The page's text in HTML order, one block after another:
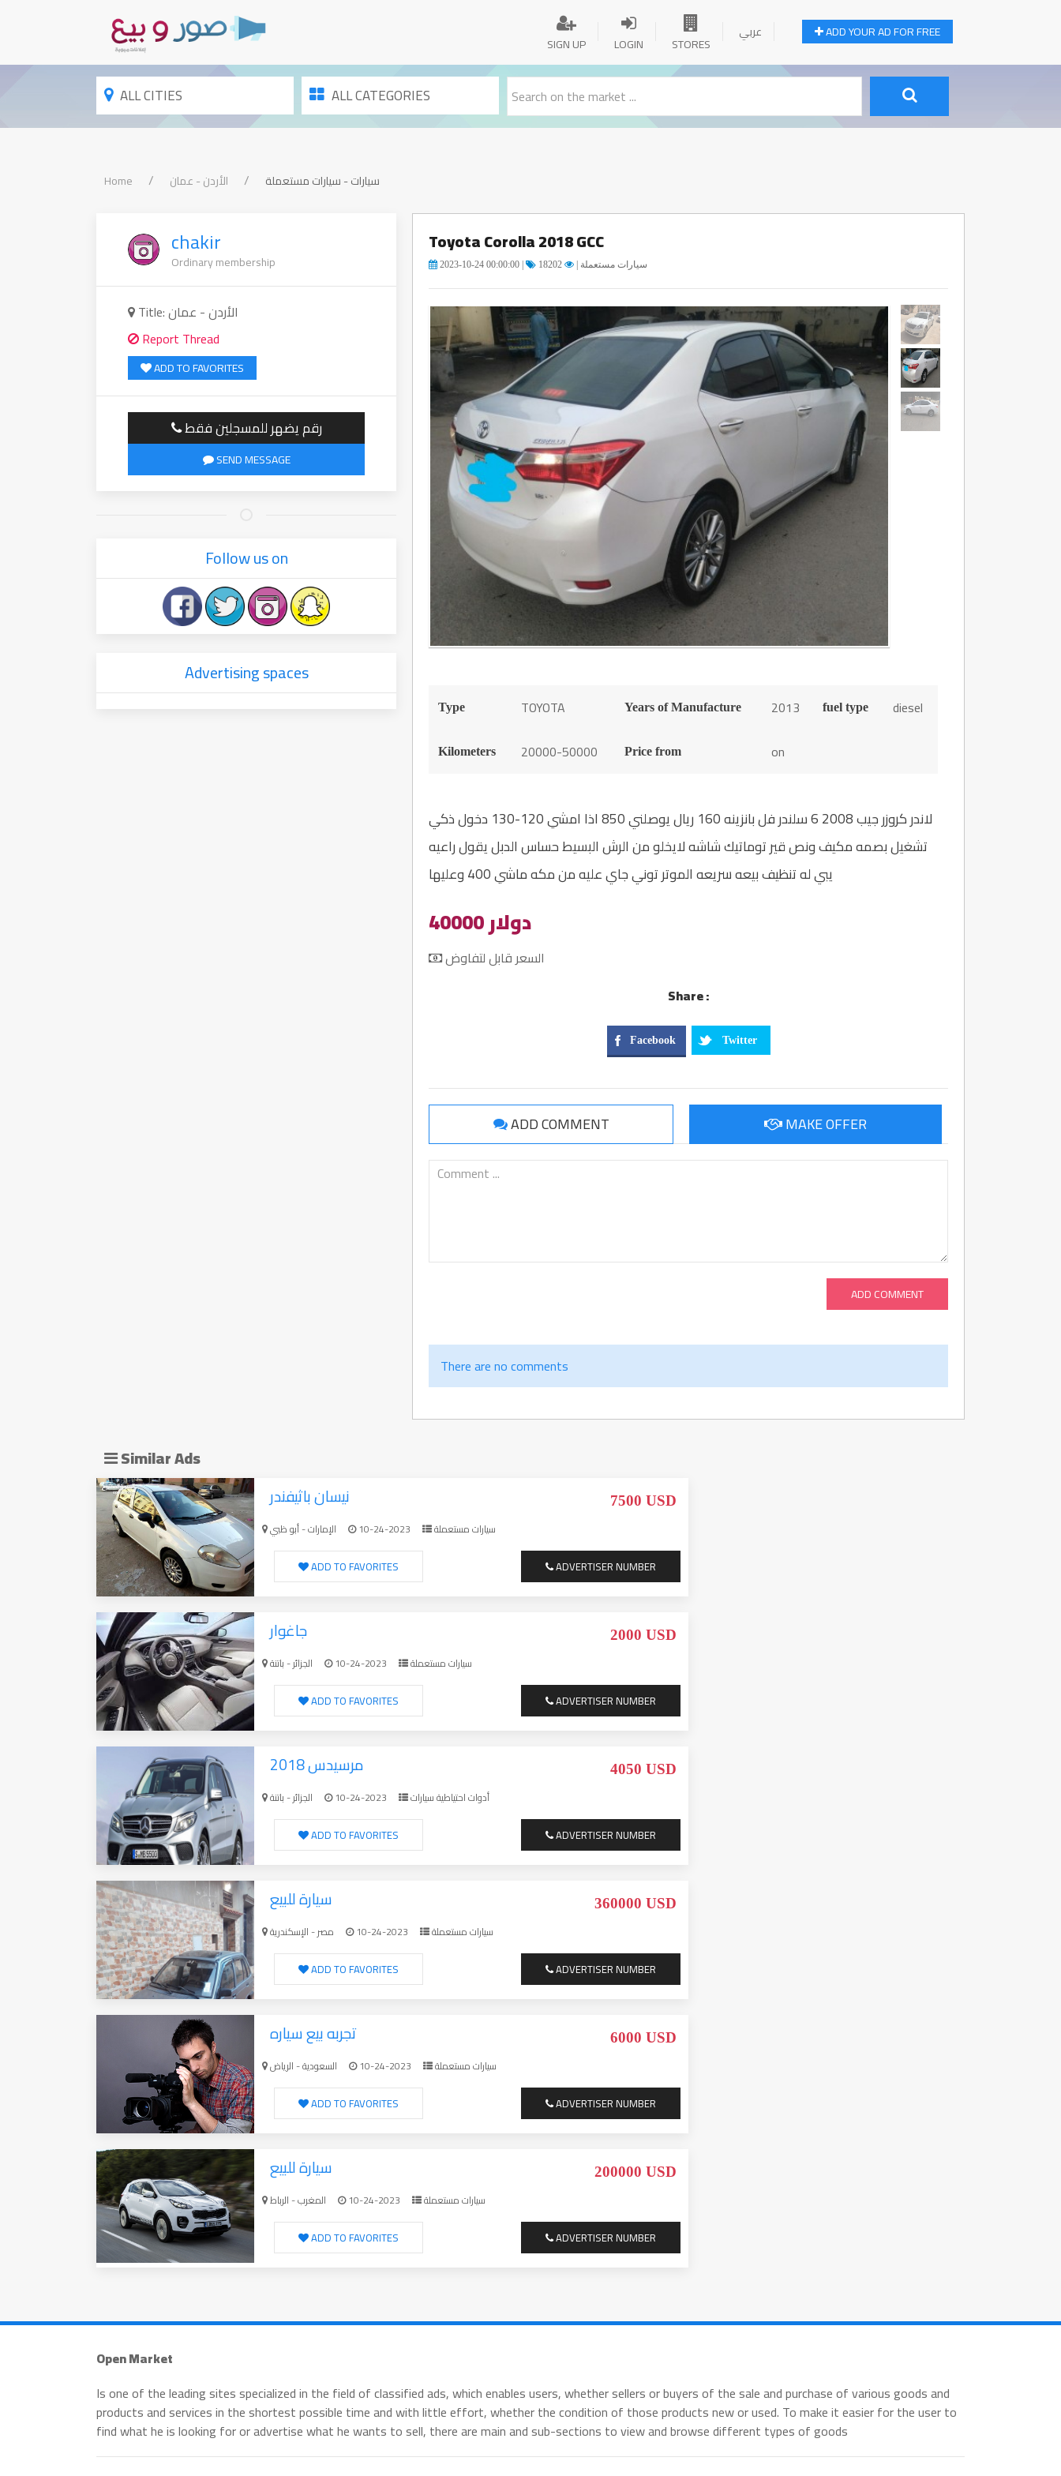
SIGN UP LOGIN STORES
عربي ADD YOUR AD FOR FREE
ALL CITIES ALL CATEGORIES
Home الأردن - عمان سيارات - سيارات مستعملة
Toyota Corolla 2018 GCC
2023-10-24 00:00:00 | سيارات مستعملة |
Type TOYOTA Years of Manufacture 2013 fuel type diesel
Kilometers 20000-50000 Price from on
لاندر كروزر جيب 2008 6 سلندر فل بانزينه 160 ريال يوصلني 850 اذا امشي 120-130 دخول ذكي
تشغيل بصمه مكيف ونص قير توماتيك شاشه لايخلو من الرش البسيط حساس الدبل يقول راعيه
يبي له تنظيف بيعه سريعه الموتر توني جاي عليه من مكه ماشي 400 وعليها
40000 دولار
السعر قابل لتفاوض
Share :
Facebook Twitter
ADD COMMENT MAKE OFFER
ADD COMMENT
There are no comments
chakir
Ordinary membership
Title: الأردن - عمان
Report Thread
ADD TO FAVORITES
رقم يضهر للمسجلين فقط
SEND MESSAGE
Follow us on
Advertising spaces
Similar Ads
نيسان باثيفندر 7500 USD
الإمارات - أبو ظبي 10-24-2023 سيارات مستعملة
ADD TO FAVORITES ADVERTISER NUMBER
جاغوار 2000 USD
الجزائر - باتنة 10-24-2023 سيارات مستعملة
ADD TO FAVORITES ADVERTISER NUMBER
مرسيدس 2018 4050 USD
الجزائر - باتنة 10-24-2023 أدوات احتياطية سيارات
ADD TO FAVORITES ADVERTISER NUMBER
سيارة للبيع 360000 USD
مصر - الإسكندرية 10-24-2023 سيارات مستعملة
ADD TO FAVORITES ADVERTISER NUMBER
تجربه بيع سياره 6000 USD
السعودية - الرياض 10-24-2023 سيارات مستعملة
ADD TO FAVORITES ADVERTISER NUMBER
سيارة للبيع 200000 USD
المغرب - الرباط 10-24-2023 سيارات مستعملة
ADD TO FAVORITES ADVERTISER NUMBER
Open Market
Is one of the leading sites specialized in the field of classified ads, which enables users, whether sellers or buyers of the sale and purchase of various goods and
products and services in the shortest possible time and with little effort, whether the condition of those products new or used. To make it easier for the user to
find what he is looking for or advertise what he wants to sell, there are main and sub-sections to view and browse different types of goods